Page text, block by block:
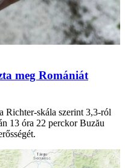
meg Romániát
Richter-skála szerint 3,3-ról
13 óra 22 perckor Buzău